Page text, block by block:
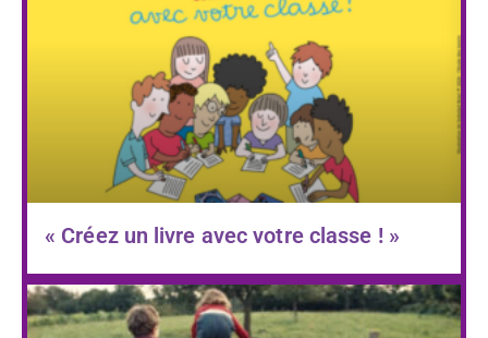
« Créez un livre avec votre classe ! »